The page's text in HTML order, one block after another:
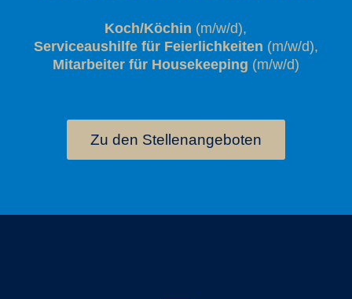
Koch/Köchin (m/w/d),
Serviceaushilfe für Feierlichkeiten (m/w/d),
Mitarbeiter für Housekeeping (m/w/d)
Zu den Stellenangeboten